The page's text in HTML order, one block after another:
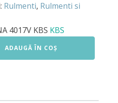
Rulmenti, Rulmenti si
4017V KBS KBS
ADAUGĂ ÎN COȘ